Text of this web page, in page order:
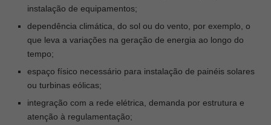
instalação de equipamentos;
dependência climática, do sol ou do vento, por exemplo, o
que leva a variações na geração de energia ao longo do
tempo;
espaço físico necessário para instalação de painéis solares
ou turbinas eólicas;
integração com a rede elétrica, demanda por estrutura e
atenção à regulamentação;